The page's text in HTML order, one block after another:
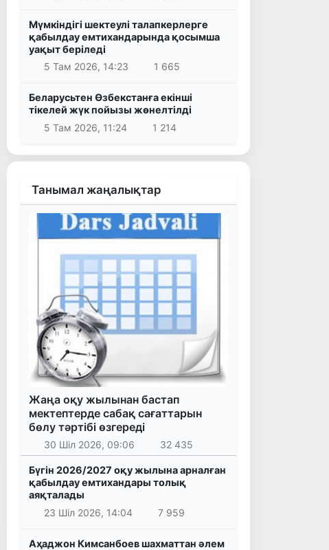
Мүмкіндігі шектеулі талапкерлерге
қабылдау емтихандарында қосымша
уақыт беріледі
5 Там 2026, 14:23
1 665
Беларусьтен Өзбекстанға екінші
тікелей жүк пойызы жөнелтілді
5 Там 2026, 11:24
1 214
Танымал жаңалықтар
Жаңа оқу жылынан бастап
мектептерде сабақ сағаттарын
бөлу тәртібі өзгереді
30 Шіл 2026, 09:06 32 435
Бүгін 2026/2027 оқу жылына арналған
қабылдау емтихандары толық
аяқталады
23 Шіл 2026, 14:04
7 959
Аҳаджон Кимсанбоев шахматтан әлем